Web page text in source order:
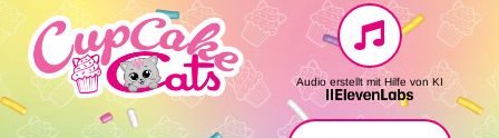
Audio erstellt mit Hilfe von KI